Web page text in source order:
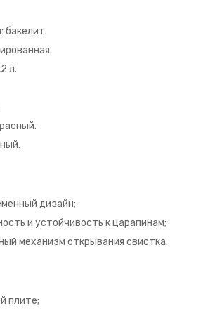
бакелит.
л.
дизайн;
и устойчивость к царапинам;
механизм открывания свистка.
плите;